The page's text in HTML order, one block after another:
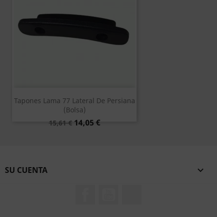
Tapones Lama 77 Lateral De Persiana
(bolsa)
Precio
15,61 € Precio
14,05 €
SU CUENTA 